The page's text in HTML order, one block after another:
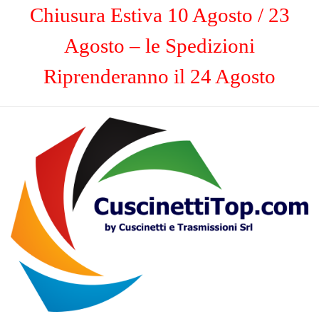
Chiusura Estiva 10 Agosto / 23
Agosto – le Spedizioni
Riprenderanno il 24 Agosto